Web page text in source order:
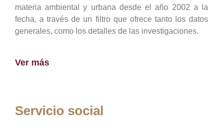
materia ambiental y urbana desde el año 2002 a la
fecha, a través de un filtro que ofrece tanto los datos
generales, como los detalles de las investigaciones.
Ver más
Servicio social